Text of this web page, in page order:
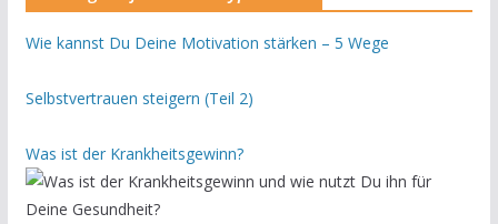
Wie kannst Du Deine Motivation stärken – 5 Wege
Selbstvertrauen steigern (Teil 2)
Was ist der Krankheitsgewinn?